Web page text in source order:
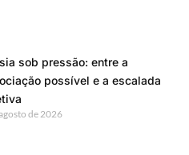
sob pressão: entre a
possível e a escalada
de 2026